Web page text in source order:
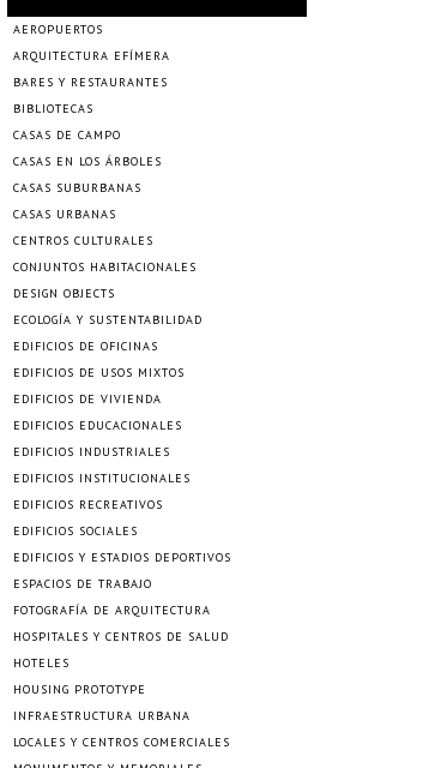
AEROPUERTOS
ARQUITECTURA EFÍMERA
BARES Y RESTAURANTES
BIBLIOTECAS
CASAS DE CAMPO
CASAS EN LOS ÁRBOLES
CASAS SUBURBANAS
CASAS URBANAS
CENTROS CULTURALES
CONJUNTOS HABITACIONALES
DESIGN OBJECTS
ECOLOGÍA Y SUSTENTABILIDAD
EDIFICIOS DE OFICINAS
EDIFICIOS DE USOS MIXTOS
EDIFICIOS DE VIVIENDA
EDIFICIOS EDUCACIONALES
EDIFICIOS INDUSTRIALES
EDIFICIOS INSTITUCIONALES
EDIFICIOS RECREATIVOS
EDIFICIOS SOCIALES
EDIFICIOS Y ESTADIOS DEPORTIVOS
ESPACIOS DE TRABAJO
FOTOGRAFÍA DE ARQUITECTURA
HOSPITALES Y CENTROS DE SALUD
HOTELES
HOUSING PROTOTYPE
INFRAESTRUCTURA URBANA
LOCALES Y CENTROS COMERCIALES